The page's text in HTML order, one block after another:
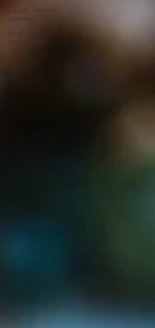
Voyage, lifestyle,
pensées
Votre
communauté